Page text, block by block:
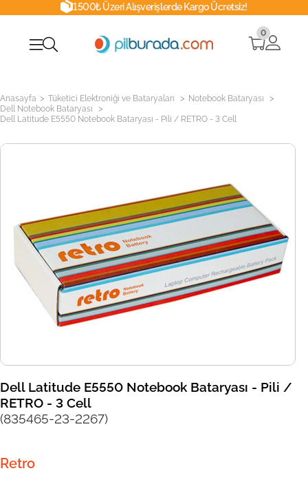
1500₺ Üzeri Alışverişlerde Kargo Ücretsiz!
0
Anasayfa > Tüketici Elektroniği ve Bataryaları > Notebook Bataryası >
Dell Notebook Bataryası >
Dell Latitude E5550 Notebook Bataryası - Pili / RETRO - 3 Cell
Dell Latitude E5550 Notebook Bataryası - Pili /
RETRO - 3 Cell
(835465-23-2267)
Retro